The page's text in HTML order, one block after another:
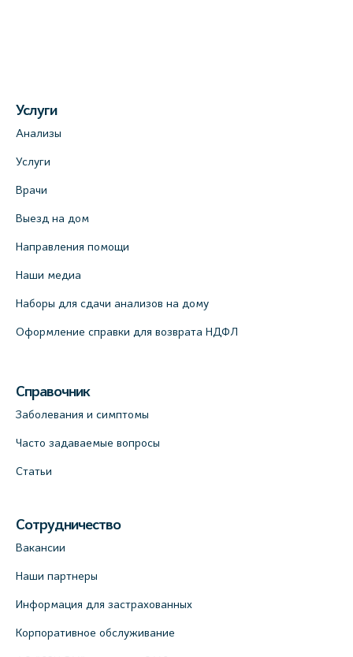
Медицинский центр на пр. Просвещения,
+7 (812) 660-73-69
На карте
(официальный партнер), Красносельское
шоссе, 54, к.3
Медицинский центр на Кондратьевском
пр., 62к3 (официальный партнер)
д.3, В.О. (официальный партнёр)
Лабораторный терминал на
Кронверкском пр., 31 (официальный
Услуги
Анализы
Услуги
Врачи
Выезд на дом
Направления помощи
Наши медиа
Наборы для сдачи анализов на дому
Оформление справки для возврата НДФЛ
Справочник
Заболевания и симптомы
Часто задаваемые вопросы
Статьи
Сотрудничество
Вакансии
Наши партнеры
Информация для застрахованных
Корпоративное обслуживание